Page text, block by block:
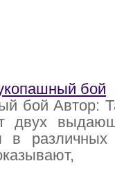
бой
бой Автор:
двух
различных